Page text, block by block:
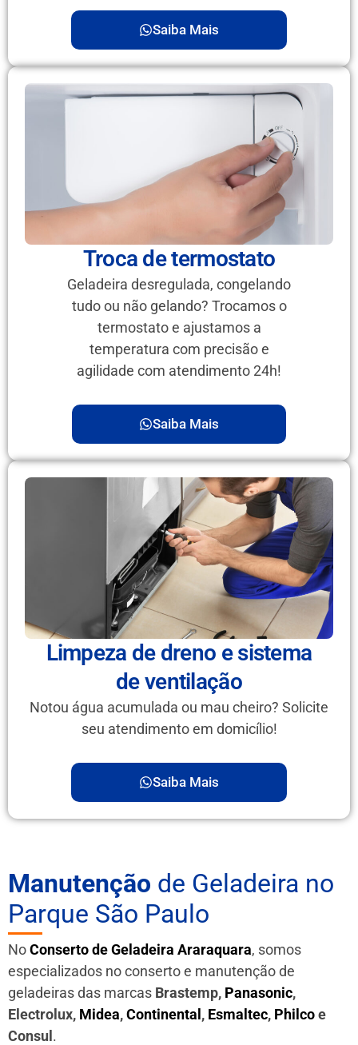
Saiba Mais
Troca de termostato
Geladeira desregulada, congelando
tudo ou não gelando? Trocamos o
termostato e ajustamos a
temperatura com precisão e
agilidade com atendimento 24h!
Saiba Mais
Limpeza de dreno e sistema
de ventilação
Notou água acumulada ou mau cheiro? Solicite
seu atendimento em domicílio!
Saiba Mais
Manutenção de Geladeira no
Parque São Paulo
NoConserto de Geladeira Araraquara, somos
especializados no conserto e manutenção de
geladeiras das marcas Brastemp, Panasonic,
Electrolux, Midea,Continental, Esmaltec, Philcoe
Consul.